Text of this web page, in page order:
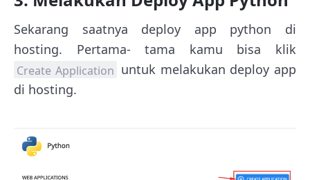
Sekarang saatnya deploy app python di
hosting. Pertama- tama kamu bisa klik
Create Application untuk melakukan deploy app
di hosting.